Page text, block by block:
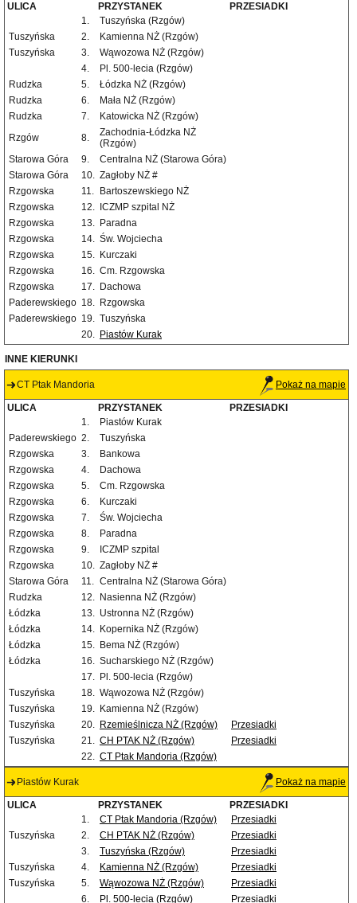
ULICA PRZYSTANEK
PRZESIADKI
1.
Tuszyńska (Rzgów)
Tuszyńska
2.
Kamienna NŻ (Rzgów)
Tuszyńska
3.
Wąwozowa NŻ (Rzgów)
4.
Pl. 500-lecia (Rzgów)
Rudzka
5.
Łódzka NŻ (Rzgów)
Rudzka
6.
Mała NŻ (Rzgów)
Rudzka
7.
Katowicka NŻ (Rzgów)
Rzgów
8.
Zachodnia-Łódzka NŻ
(Rzgów)
Starowa Góra
9.
Centralna NŻ (Starowa Góra)
Starowa Góra
10. Zagłoby NŻ #
Rzgowska
11.
Bartoszewskiego NŻ
Rzgowska
12.
ICZMP szpital NŻ
Rzgowska
13. Paradna
Rzgowska
14. Św. Wojciecha
Rzgowska
15. Kurczaki
Rzgowska
16. Cm. Rzgowska
Rzgowska
17. Dachowa
Paderewskiego 18. Rzgowska
Paderewskiego 19. Tuszyńska
20. Piastów Kurak
INNE KIERUNKI
CT Ptak Mandoria Pokaż na mapie
ULICA PRZYSTANEK
PRZESIADKI
1.
Piastów Kurak
Paderewskiego 2.
Tuszyńska
Rzgowska
3.
Bankowa
Rzgowska
4.
Dachowa
Rzgowska
5.
Cm. Rzgowska
Rzgowska
6.
Kurczaki
Rzgowska
7.
Św. Wojciecha
Rzgowska
8.
Paradna
Rzgowska
9.
ICZMP szpital
Rzgowska
10. Zagłoby NŻ #
Starowa Góra
11. Centralna NŻ (Starowa Góra)
Rudzka
12. Nasienna NŻ (Rzgów)
Łódzka
13. Ustronna NŻ (Rzgów)
Łódzka
14. Kopernika NŻ (Rzgów)
Łódzka
15. Bema NŻ (Rzgów)
Łódzka
16. Sucharskiego NŻ (Rzgów)
17. Pl. 500-lecia (Rzgów)
Tuszyńska
18. Wąwozowa NŻ (Rzgów)
Tuszyńska
19. Kamienna NŻ (Rzgów)
Tuszyńska
20. Rzemieślnicza NŻ (Rzgów)
Przesiadki
Tuszyńska
21. CH PTAK NŻ (Rzgów)
Przesiadki
22. CT Ptak Mandoria (Rzgów)
Piastów Kurak Pokaż na mapie
ULICA PRZYSTANEK
PRZESIADKI
1.
CT Ptak Mandoria (Rzgów)
Przesiadki
Tuszyńska
2. CH PTAK NŻ (Rzgów)
Przesiadki
3.
Tuszyńska (Rzgów)
Przesiadki
Tuszyńska
4. Kamienna NŻ (Rzgów)
Przesiadki
Tuszyńska
5. Wąwozowa NŻ (Rzgów)
Przesiadki
6.
Pl. 500-lecia (Rzgów) Przesiadki